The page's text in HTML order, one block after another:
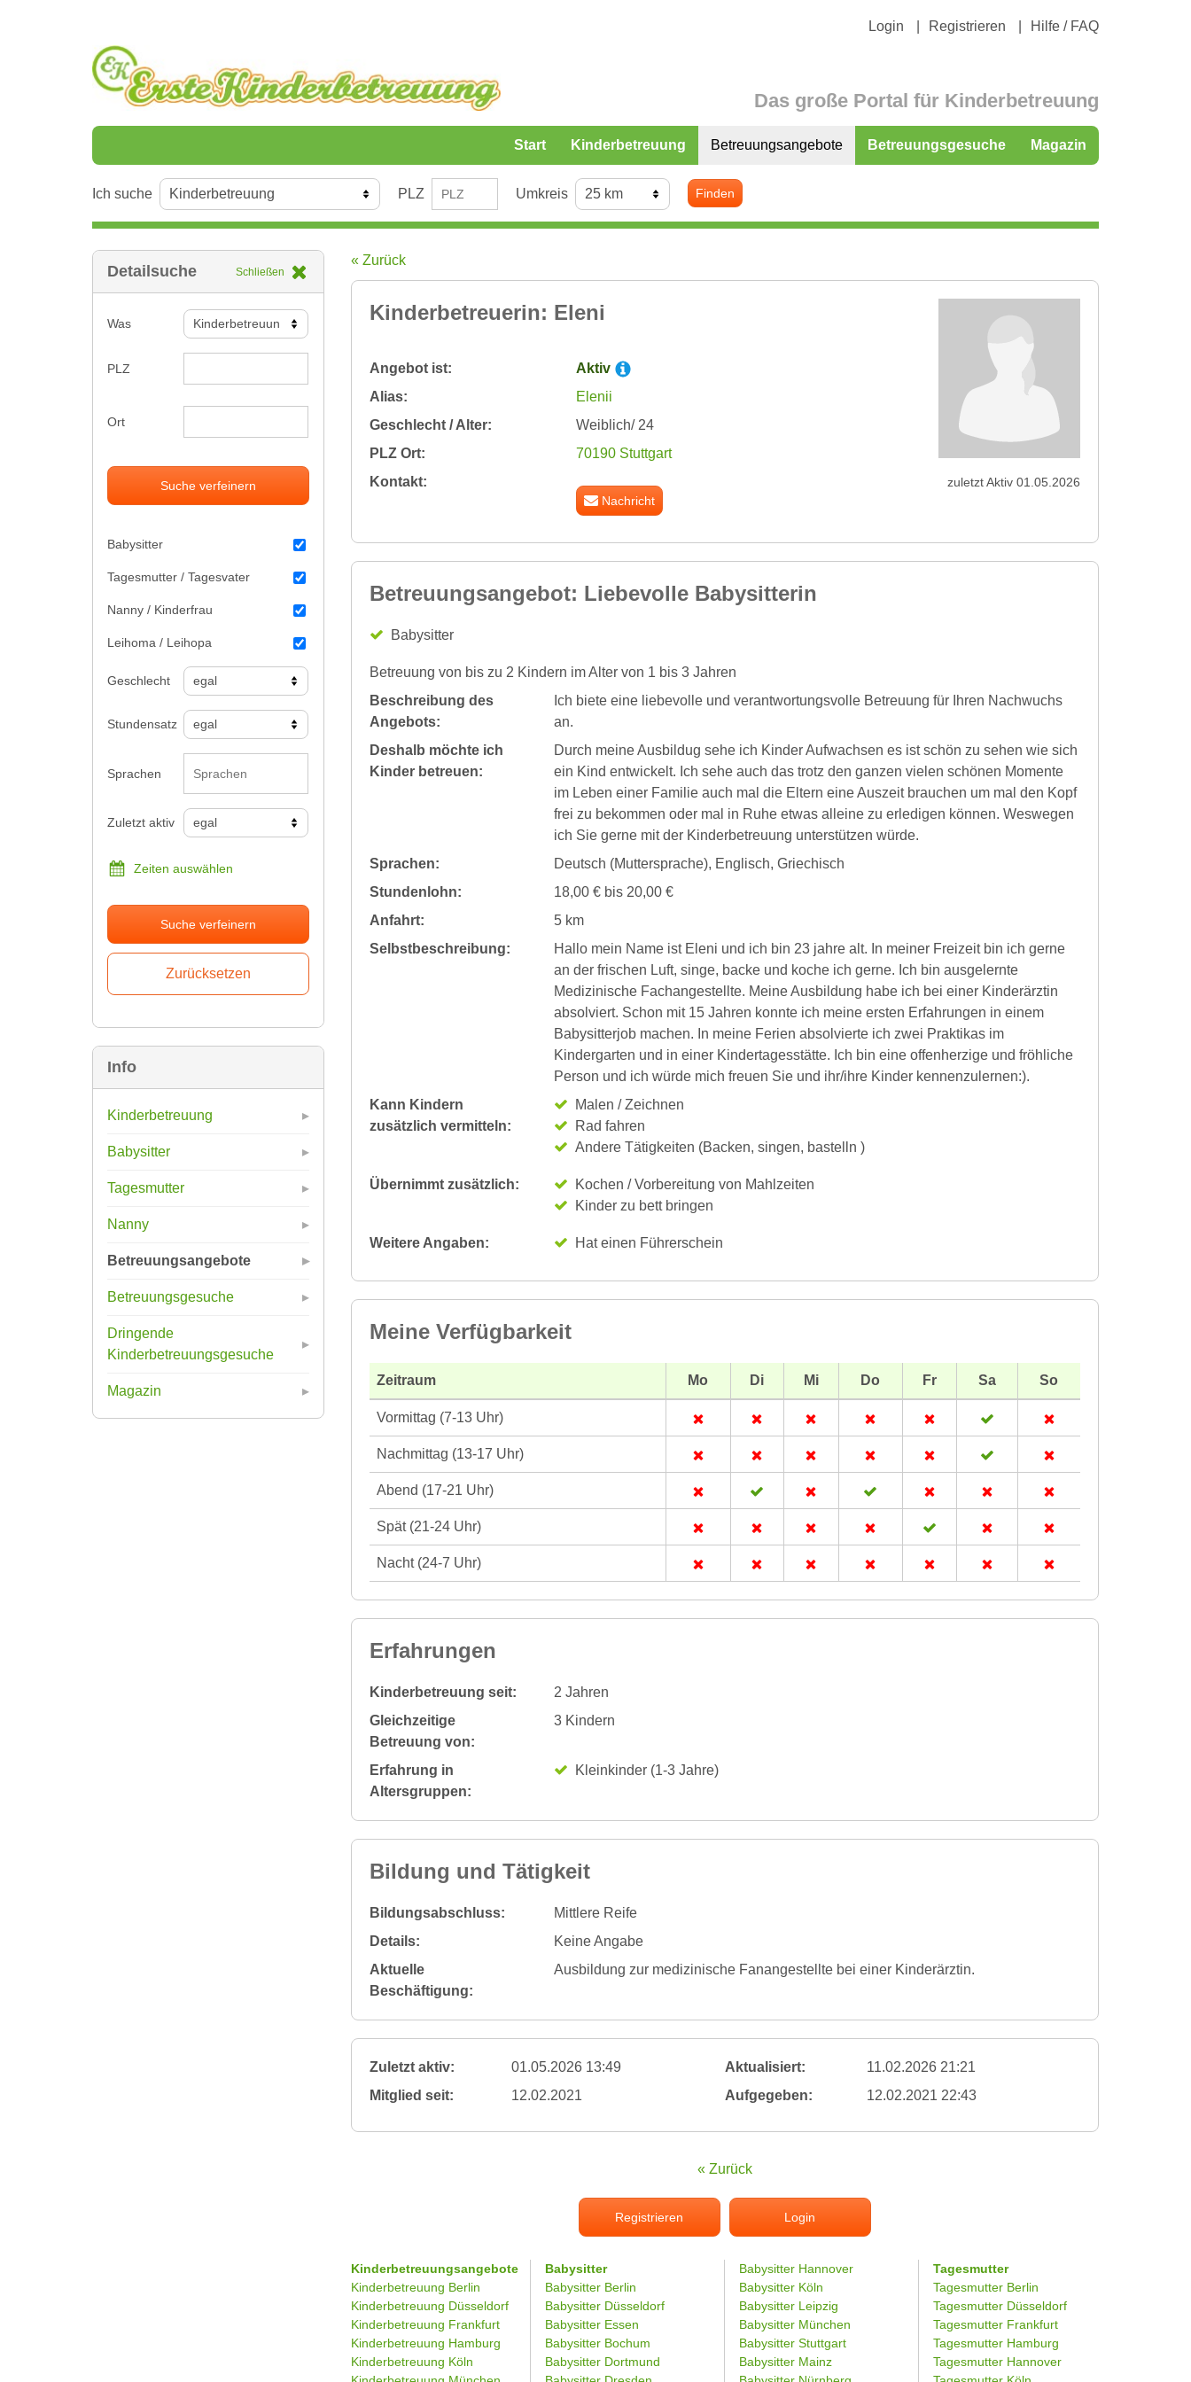
Login Registrieren Hilfe / FAQ
Das große Portal für Kinderbetreuung
Start Kinderbetreuung Betreuungsangebote Betreuungsgesuche Magazin
Ich suche PLZ Umkreis Finden
Detailsuche Schließen
Was
PLZ
Ort
Suche verfeinern
Babysitter
Tagesmutter / Tagesvater
Nanny / Kinderfrau
Leihoma / Leihopa
Geschlecht
Stundensatz
Sprachen
Zuletzt aktiv
Zeiten auswählen
Suche verfeinern
Info
Kinderbetreuung
Babysitter
Tagesmutter
Nanny
Betreuungsangebote
Betreuungsgesuche
Dringende
Kinderbetreuungsgesuche
Magazin
« Zurück
Kinderbetreuerin: Eleni
Angebot ist:
Aktiv
Alias:
Elenii
Geschlecht / Alter:
Weiblich/ 24
PLZ Ort:
70190 Stuttgart
Kontakt:
Nachricht
zuletzt Aktiv 01.05.2026
Betreuungsangebot: Liebevolle Babysitterin
Babysitter
Betreuung von bis zu 2 Kindern im Alter von 1 bis 3 Jahren
Beschreibung des
Angebots:
Ich biete eine liebevolle und verantwortungsvolle Betreuung für Ihren Nachwuchs
an.
Deshalb möchte ich
Kinder betreuen:
Durch meine Ausbildug sehe ich Kinder Aufwachsen es ist schön zu sehen wie sich
ein Kind entwickelt. Ich sehe auch das trotz den ganzen vielen schönen Momente
im Leben einer Familie auch mal die Eltern eine Auszeit brauchen um mal den Kopf
frei zu bekommen oder mal in Ruhe etwas alleine zu erledigen können. Weswegen
ich Sie gerne mit der Kinderbetreuung unterstützen würde.
Sprachen:
Deutsch (Muttersprache), Englisch, Griechisch
Stundenlohn:
18,00 € bis 20,00 €
Anfahrt:
5 km
Selbstbeschreibung:
Hallo mein Name ist Eleni und ich bin 23 jahre alt. In meiner Freizeit bin ich gerne
an der frischen Luft, singe, backe und koche ich gerne. Ich bin ausgelernte
Medizinische Fachangestellte. Meine Ausbildung habe ich bei einer Kinderärztin
absolviert. Schon mit 15 Jahren konnte ich meine ersten Erfahrungen in einem
Babysitterjob machen. In meine Ferien absolvierte ich zwei Praktikas im
Kindergarten und in einer Kindertagesstätte. Ich bin eine offenherzige und fröhliche
Person und ich würde mich freuen Sie und ihr/ihre Kinder kennenzulernen:).
Kann Kindern
zusätzlich vermitteln:
Malen / Zeichnen
Rad fahren
Andere Tätigkeiten (Backen, singen, bastelln )
Übernimmt zusätzlich:
Kochen / Vorbereitung von Mahlzeiten
Kinder zu bett bringen
Weitere Angaben: Hat einen Führerschein
Meine Verfügbarkeit
Zeitraum Mo Di Mi Do Fr Sa So
Vormittag (7-13 Uhr)
Nachmittag (13-17 Uhr)
Abend (17-21 Uhr)
Spät (21-24 Uhr)
Nacht (24-7 Uhr)
Erfahrungen
Kinderbetreuung seit:
2 Jahren
Gleichzeitige
Betreuung von:
3 Kindern
Erfahrung in
Altersgruppen:
Kleinkinder (1-3 Jahre)
Bildung und Tätigkeit
Bildungsabschluss:
Mittlere Reife
Details:
Keine Angabe
Aktuelle
Beschäftigung:
Ausbildung zur medizinische Fanangestellte bei einer Kinderärztin.
Zuletzt aktiv: 01.05.2026 13:49 Aktualisiert:
11.02.2026 21:21
Mitglied seit:
12.02.2021 Aufgegeben: 12.02.2021 22:43
« Zurück
Registrieren Login
Kinderbetreuungsangebote
Kinderbetreuung Berlin
Kinderbetreuung Düsseldorf
Kinderbetreuung Frankfurt
Kinderbetreuung Hamburg
Kinderbetreuung Köln
Babysitter
Babysitter Berlin
Babysitter Düsseldorf
Babysitter Essen
Babysitter Bochum
Babysitter Dortmund
Babysitter Hannover
Babysitter Köln
Babysitter Leipzig
Babysitter München
Babysitter Stuttgart
Babysitter Mainz
Tagesmutter
Tagesmutter Berlin
Tagesmutter Düsseldorf
Tagesmutter Frankfurt
Tagesmutter Hamburg
Tagesmutter Hannover